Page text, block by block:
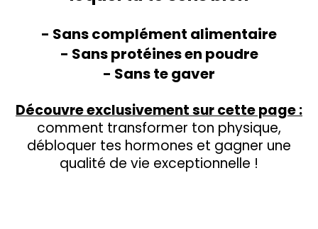
- Sans complément alimentaire
- Sans protéines en poudre
- Sans te gaver
Découvre exclusivement sur cette page :
comment transformer ton physique,
débloquer tes hormones et gagner une
qualité de vie exceptionnelle !